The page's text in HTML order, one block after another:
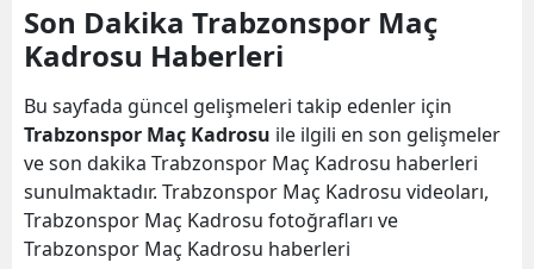
Son Dakika Trabzonspor Maç
Kadrosu Haberleri
Bu sayfada güncel gelişmeleri takip edenler için
Trabzonspor Maç Kadrosu ile ilgili en son gelişmeler
ve son dakika Trabzonspor Maç Kadrosu haberleri
sunulmaktadır. Trabzonspor Maç Kadrosu videoları,
Trabzonspor Maç Kadrosu fotoğrafları ve
Trabzonspor Maç Kadrosu haberleri